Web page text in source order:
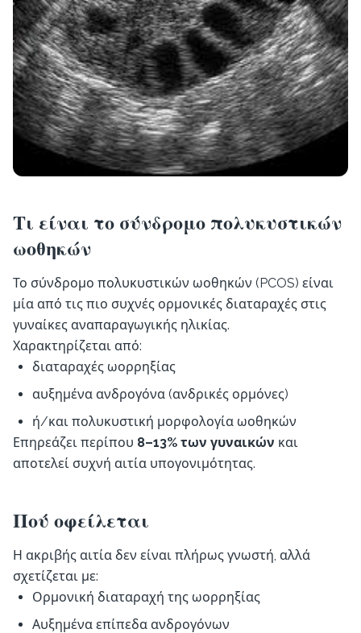
Τι είναι το σύνδρομο πολυκυστικών
ωοθηκών
Το σύνδρομο πολυκυστικών ωοθηκών (PCOS) είναι
μία από τις πιο συχνές ορμονικές διαταραχές στις
γυναίκες αναπαραγωγικής ηλικίας.
Χαρακτηρίζεται από:
διαταραχές ωορρηξίας
αυξημένα ανδρογόνα (ανδρικές ορμόνες)
ή/και πολυκυστική μορφολογία ωοθηκών
Επηρεάζει περίπου 8–13% των γυναικών και
αποτελεί συχνή αιτία υπογονιμότητας.
Πού οφείλεται
Η ακριβής αιτία δεν είναι πλήρως γνωστή, αλλά
σχετίζεται με:
Ορμονική διαταραχή της ωορρηξίας
Αυξημένα επίπεδα ανδρογόνων